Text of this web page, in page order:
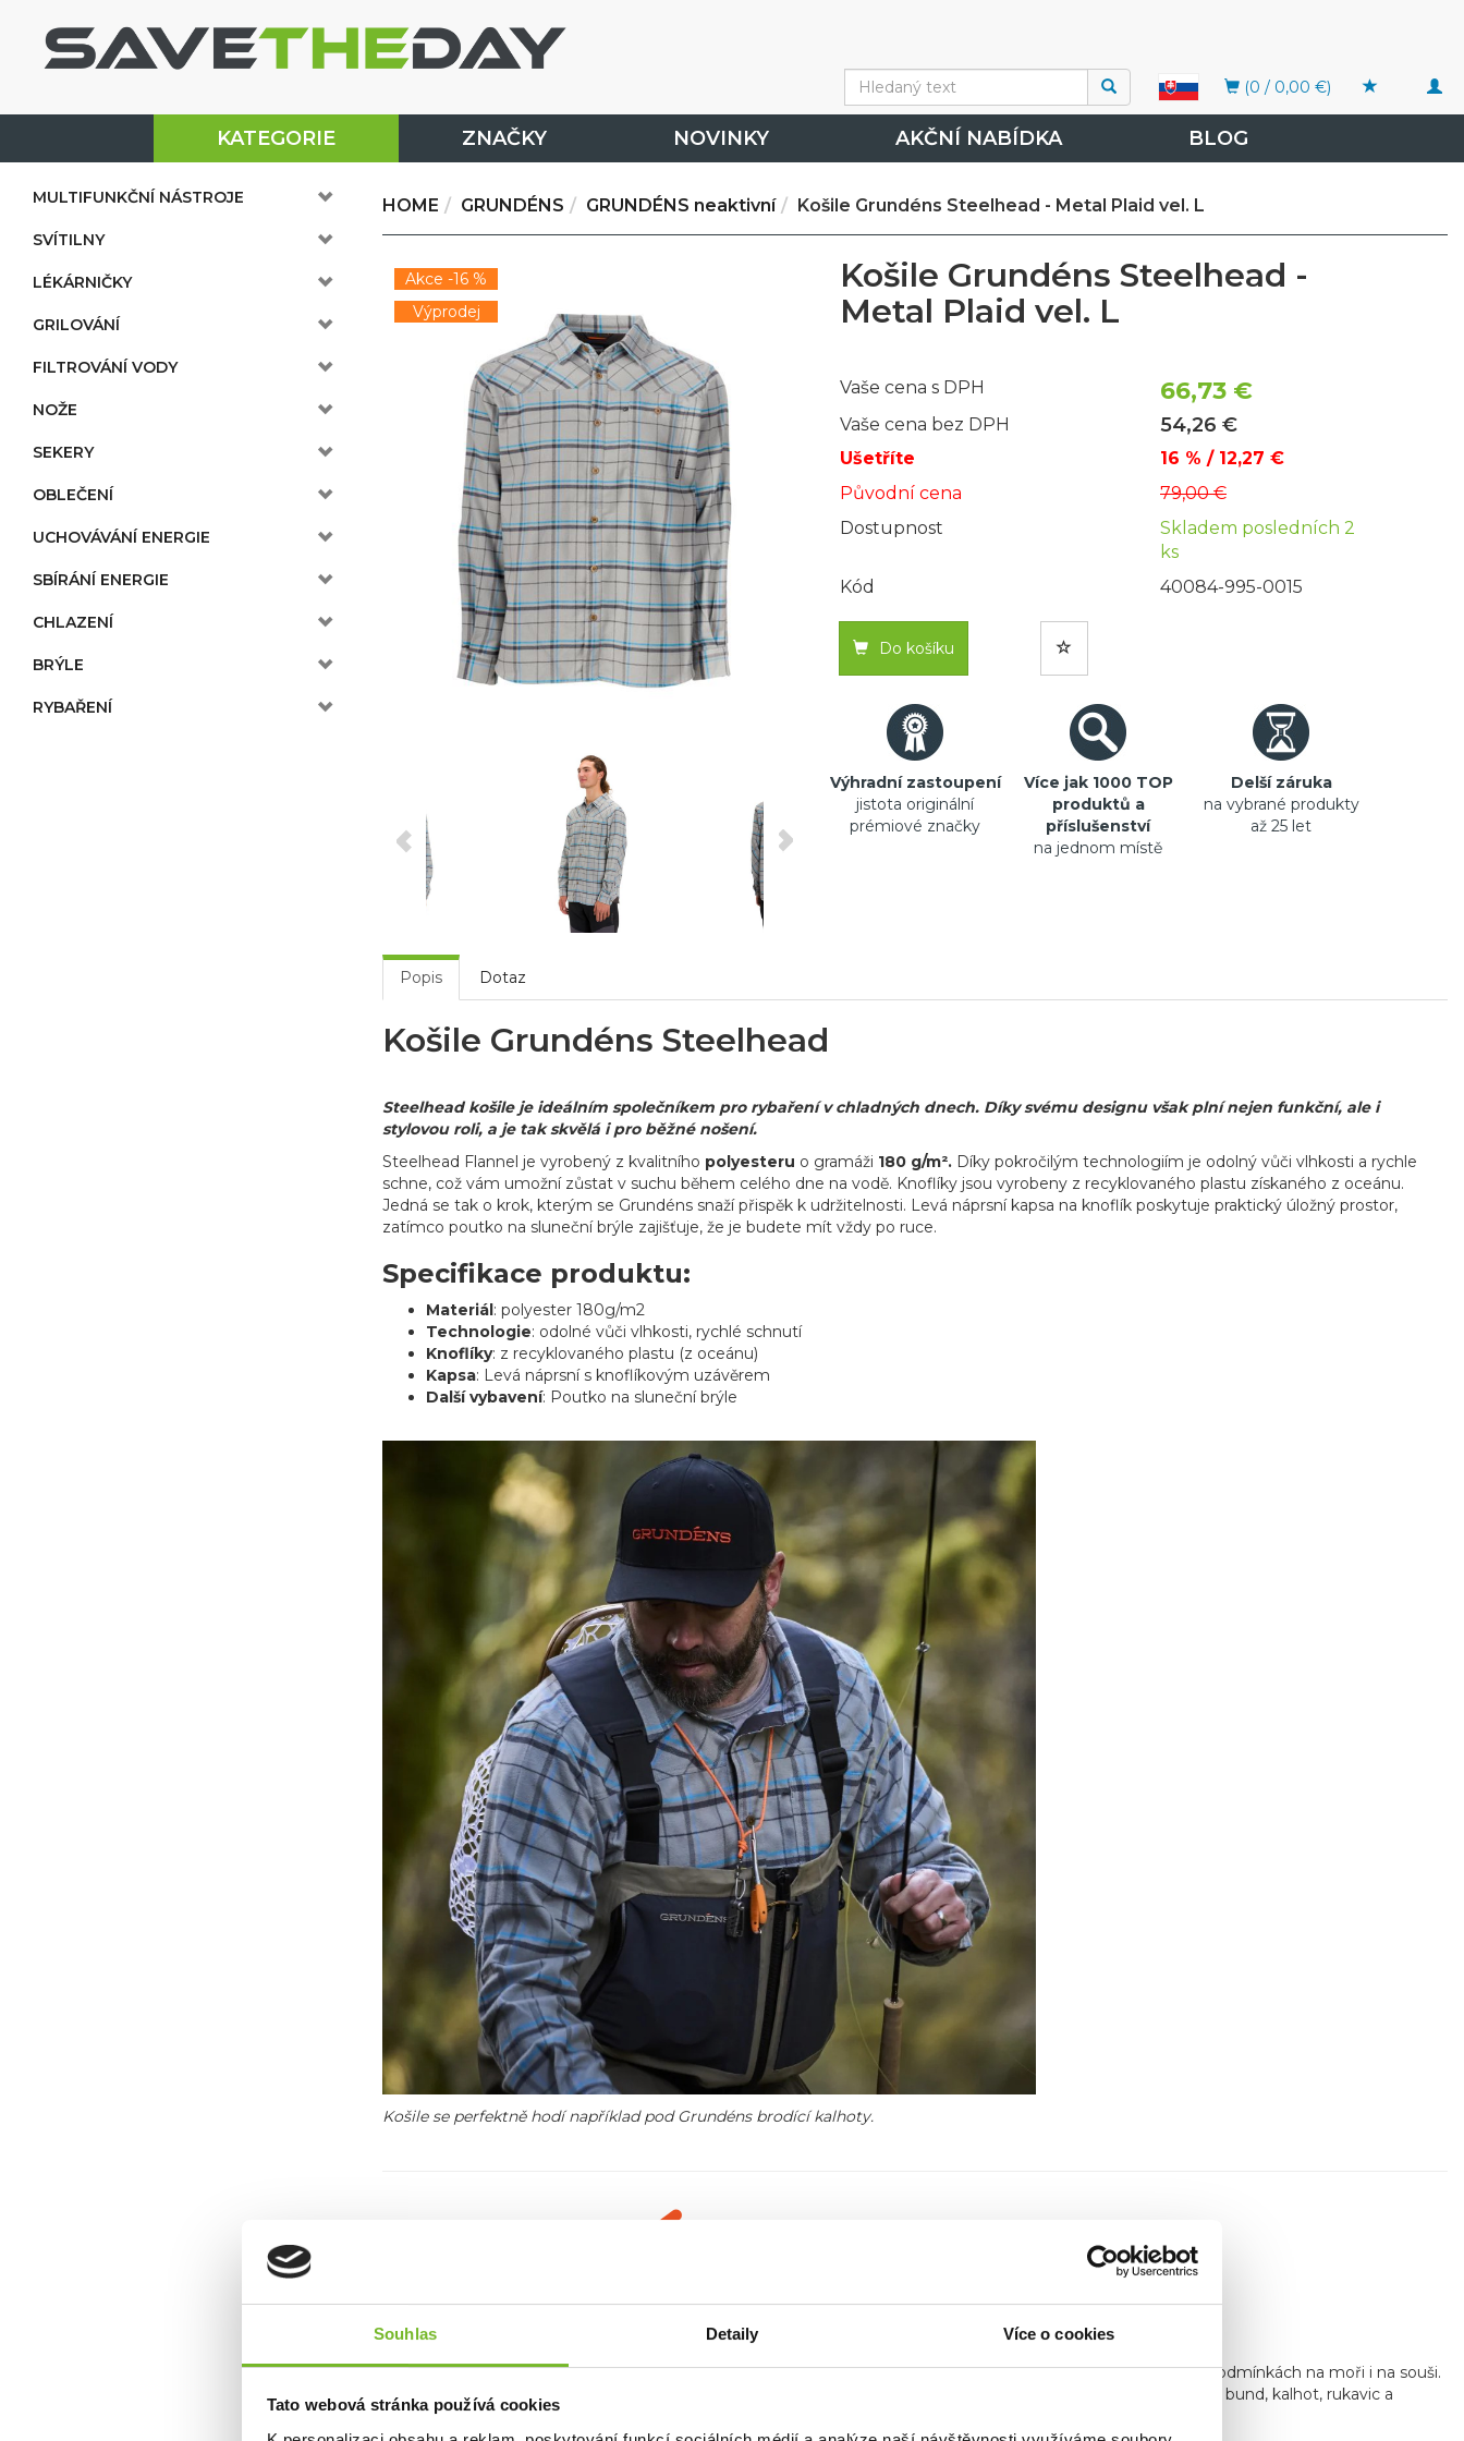
Souhlas Detaily Více o cookies
Tato webová stránka používá cookies
(0 / 0,00 €)
KATEGORIE ZNAČKY NOVINKY AKČNÍ NABÍDKA BLOG
MULTIFUNKČNÍ NÁSTROJE
SVÍTILNY
LÉKÁRNIČKY
GRILOVÁNÍ
FILTROVÁNÍ VODY
NOŽE
SEKERY
OBLEČENÍ
UCHOVÁVÁNÍ ENERGIE
SBÍRÁNÍ ENERGIE
CHLAZENÍ
BRÝLE
RYBAŘENÍ
HOME GRUNDÉNS GRUNDÉNS neaktivní Košile Grundéns Steelhead - Metal Plaid vel. L
Akce -16 %
Výprodej
Košile Grundéns Steelhead -
Metal Plaid vel. L
Vaše cena s DPH 66,73 €
Vaše cena bez DPH 54,26 €
Ušetříte
16 % / 12,27 €
Původní cena
79,00 €
Dostupnost
Skladem posledních 2
ks
Kód
40084-995-0015
Do košíku
Výhradní zastoupení
jistota originální
prémiové značky
Více jak 1000 TOP
produktů a
příslušenství
na jednom místě
Delší záruka
na vybrané produkty
až 25 let
Popis Dotaz
Košile Grundéns Steelhead
Steelhead košile je ideálním společníkem pro rybaření v chladných dnech. Díky svému designu však plní nejen funkční, ale i
stylovou roli, a je tak skvělá i pro běžné nošení.
Steelhead Flannel je vyrobený z kvalitního polyesteru o gramáži 180 g/m². Díky pokročilým technologiím je odolný vůči vlhkosti a rychle
schne, což vám umožní zůstat v suchu během celého dne na vodě. Knoflíky jsou vyrobeny z recyklovaného plastu získaného z oceánu.
Jedná se tak o krok, kterým se Grundéns snaží přispěk k udržitelnosti. Levá náprsní kapsa na knoflík poskytuje praktický úložný prostor,
zatímco poutko na sluneční brýle zajišťuje, že je budete mít vždy po ruce.
Specifikace produktu:
Materiál: polyester 180g/m2
Technologie: odolné vůči vlhkosti, rychlé schnutí
Knoflíky: z recyklovaného plastu (z oceánu)
Kapsa: Levá náprsní s knoflíkovým uzávěrem
Další vybavení: Poutko na sluneční brýle
Košile se perfektně hodí například pod Grundéns brodící kalhoty.
Pochází ze Švédska a je známá svou odolností a vysokou kvalitou, která zaručuje ochranu v náročných podmínkách na moři i na souši.
Grundéns nabízí širokou škálu produktů více než sto let oblečení pro komerční rybolov, včetně nepromokavých bund, kalhot, rukavic a
dalších doplňků, které jsou navrženy tak, aby rybářům poskytly maximální komfort a spolehlivost.